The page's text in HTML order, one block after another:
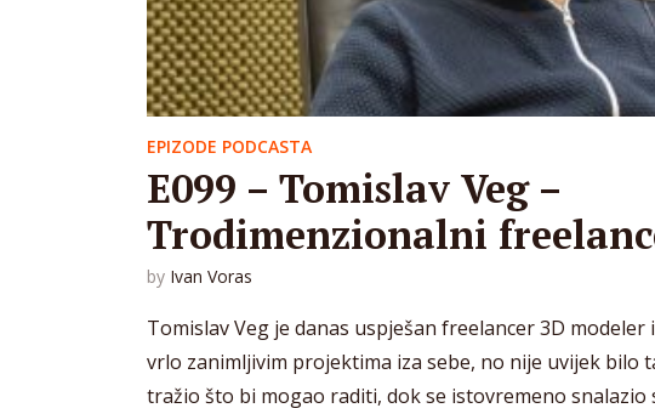
EPIZODE PODCASTA
E099 – Tomislav Veg –
Trodimenzionalni
by Ivan Voras
Tomislav Veg je danas uspješan freelancer 3D modeler
vrlo zanimljivim projektima iza sebe, no nije uvijek bilo
tražio što bi mogao raditi, dok se istovremeno snalazio